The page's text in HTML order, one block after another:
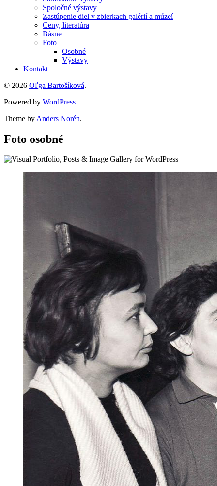
Spoločné výstavy
Zastúpenie diel v zbierkach galérií a múzeí
Ceny, literatúra
Básne
Foto
Osobné
Výstavy
Kontakt
© 2026 Oľga Bartošíková.
Powered by WordPress.
Theme by Anders Norén.
Foto osobné